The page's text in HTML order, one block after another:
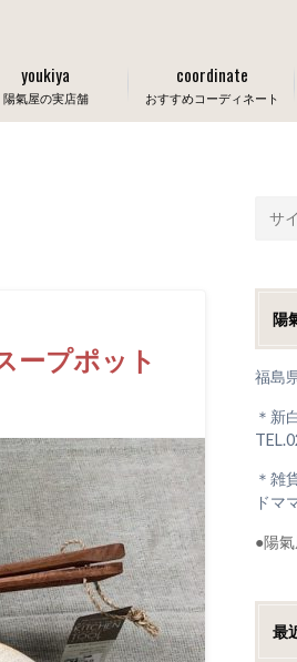
陽氣屋の実店舗
youkiya
おすすめコーディネート
coordinate
ープポット
陽
福島
＊新
＊雑
ドマ
●陽
最